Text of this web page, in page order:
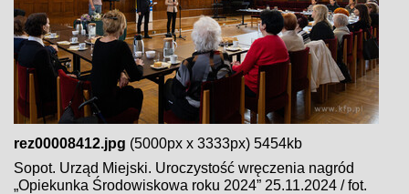
rez00008412.jpg (5000px x 3333px) 5454kb
Sopot. Urząd Miejski. Uroczystość wręczenia nagród
„Opiekunka Środowiskowa roku 2024” 25.11.2024 / fot.